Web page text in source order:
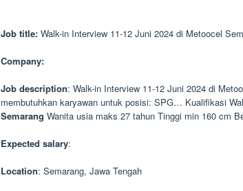
Job title: Walk-in Interview 11-12 Juni 2024 di Metoocel
Company:
Job description: Walk-in Interview 11-12 Juni 2024 di
membutuhkan karyawan untuk posisi: SPG… Kualifikasi
Semarang Wanita usia maks 27 tahun Tinggi min 160 cm
Expected salary:
Location: Semarang, Jawa Tengah